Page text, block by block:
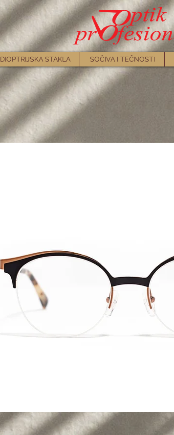
DIOPTRIJSKA STAKLA SOČIVA I TEČNOSTI